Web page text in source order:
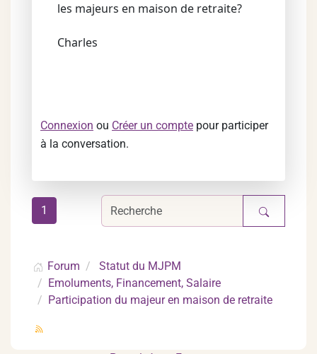
les majeurs en maison de retraite?
Charles
Connexion ou Créer un compte pour participer
à la conversation.
1
Forum
Statut du MJPM
Emoluments, Financement, Salaire
Participation du majeur en maison de retraite